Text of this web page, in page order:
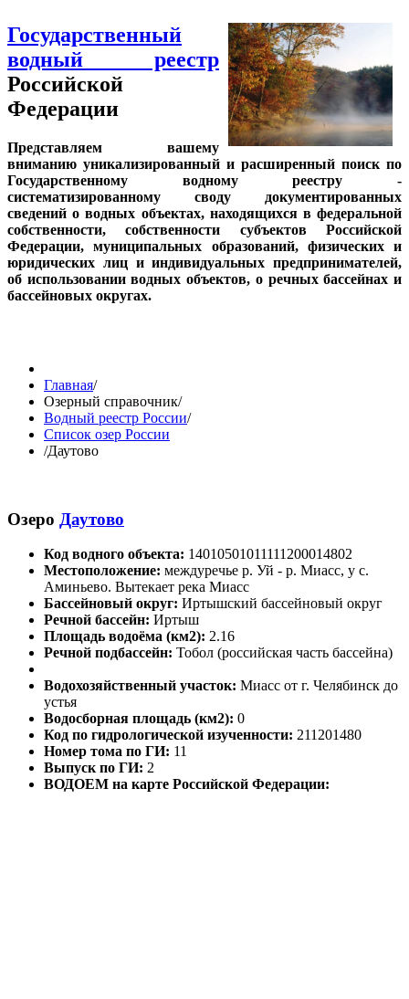
Государственный
водный реестр
Российской
Федерации
Представляем вашему
вниманию уникализированный и расширенный поиск по
Государственному водному реестру -
систематизированному своду документированных
сведений о водных объектах, находящихся в федеральной
собственности, собственности субъектов Российской
Федерации, муниципальных образований, физических и
юридических лиц и индивидуальных предпринимателей,
об использовании водных объектов, о речных бассейнах и
бассейновых округах.
Главная/
Озерный справочник/
Водный реестр России/
Список озер России
/Даутово
Озеро Даутово
Код водного объекта: 14010501011111200014802
Местоположение: междуречье р. Уй - р. Миасс, у с.
Аминьево. Вытекает река Миасс
Бассейновый округ: Иртышский бассейновый округ
Речной бассейн: Иртыш
Площадь водоёма (км2): 2.16
Речной подбассейн: Тобол (российская часть бассейна)
Водохозяйственный участок: Миасс от г. Челябинск до
устья
Водосборная площадь (км2): 0
Код по гидрологической изученности: 211201480
Номер тома по ГИ: 11
Выпуск по ГИ: 2
ВОДОЕМ на карте Российской Федерации: